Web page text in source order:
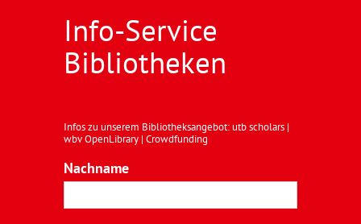
Info-Service
Bibliotheken
Infos zu unserem Bibliotheksangebot: utb scholars |
wbv OpenLibrary | Crowdfunding
Nachname